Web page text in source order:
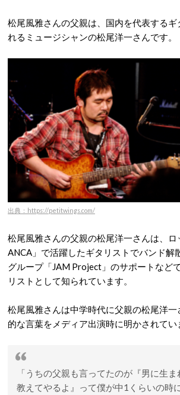
松尾風雅さんの父親は、国内を代表するギ
れるミュージシャンの松尾洋一さんです。
出典：https://petitwings.com/
松尾風雅さんの父親の松尾洋一さんは、
ANCA」で活躍したギタリストでバンド解
グループ「JAM Project」のサポートなど
リストとして知られています。
松尾風雅さんは中学時代に父親の松尾洋一
的な言葉をメディア出演時に明かされてい
「うちの父親も言ってたのが『男に生
教えてやるよ』って僕が中1くらいの時